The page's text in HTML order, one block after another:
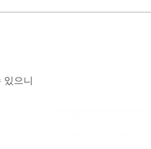
있으니